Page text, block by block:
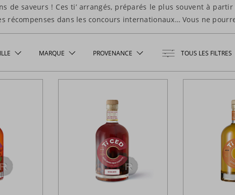
de saveurs ! Ces ti’ arrangés, préparés le plus souvent à partir
récompenses dans les concours internationaux… Vous ne
MARQUE PROVENANCE TOUS LES FILTRES